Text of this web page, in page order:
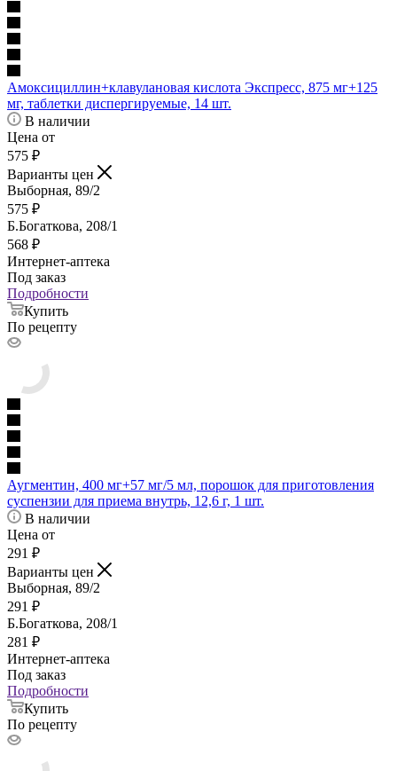
Амоксициллин+клавулановая кислота Экспресс, 875 мг+125
мг, таблетки диспергируемые, 14 шт.
В наличии
Цена от
575 ₽
Варианты цен
Выборная, 89/2
575 ₽
Б.Богаткова, 208/1
568 ₽
Интернет-аптека
Под заказ
Подробности
Купить
По рецепту
Аугментин, 400 мг+57 мг/5 мл, порошок для приготовления
суспензии для приема внутрь, 12,6 г, 1 шт.
В наличии
Цена от
291 ₽
Варианты цен
Выборная, 89/2
291 ₽
Б.Богаткова, 208/1
281 ₽
Интернет-аптека
Под заказ
Подробности
Купить
По рецепту